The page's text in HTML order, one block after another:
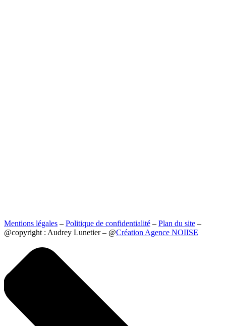
Mentions légales – Politique de confidentialité – Plan du site –
@copyright : Audrey Lunetier – @Création Agence NOIISE